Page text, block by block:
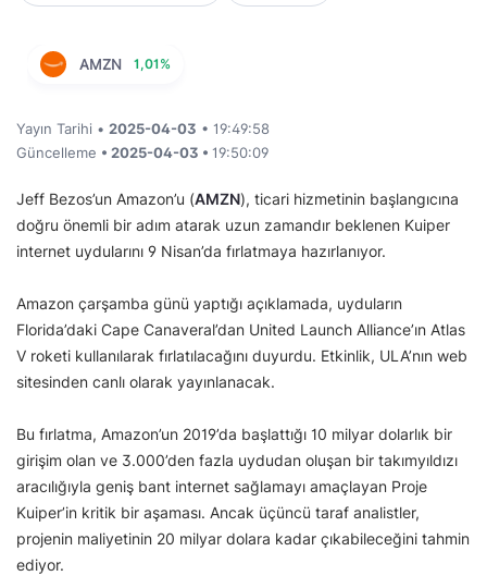
AMZN 1,01%
Yayın Tarihi • 2025-04-03 • 19:49:58
Güncelleme • 2025-04-03 • 19:50:09
Jeff Bezos’un Amazon’u (AMZN), ticari hizmetinin başlangıcına
doğru önemli bir adım atarak uzun zamandır beklenen Kuiper
internet uydularını 9 Nisan’da fırlatmaya hazırlanıyor.
Amazon çarşamba günü yaptığı açıklamada, uyduların
Florida’daki Cape Canaveral’dan United Launch Alliance’ın Atlas
V roketi kullanılarak fırlatılacağını duyurdu. Etkinlik, ULA’nın web
sitesinden canlı olarak yayınlanacak.
Bu fırlatma, Amazon’un 2019’da başlattığı 10 milyar dolarlık bir
girişim olan ve 3.000’den fazla uydudan oluşan bir takımyıldızı
aracılığıyla geniş bant internet sağlamayı amaçlayan Proje
Kuiper’in kritik bir aşaması. Ancak üçüncü taraf analistler,
projenin maliyetinin 20 milyar dolara kadar çıkabileceğini tahmin
ediyor.